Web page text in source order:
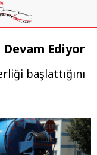
Devam Ediyor
başlattığını